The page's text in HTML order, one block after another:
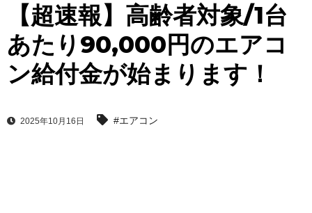
【超速報】高齢者対象/1台
あたり90,000円のエアコ
ン給付金が始まります！
2025年10月16日 #エアコン